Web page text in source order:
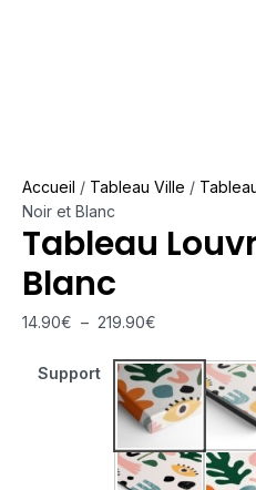
Accueil / Tableau Ville /
Noir et Blanc
Tableau
Blanc
14.90€ – 219.90€
Support
Tableau